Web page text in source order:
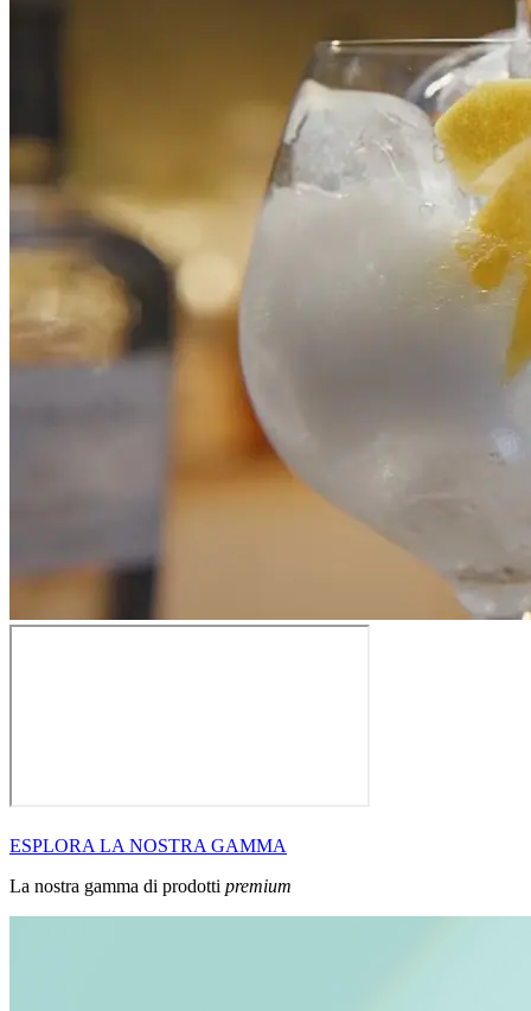
ESPLORA LA NOSTRA GAMMA
La nostra gamma di prodotti premium